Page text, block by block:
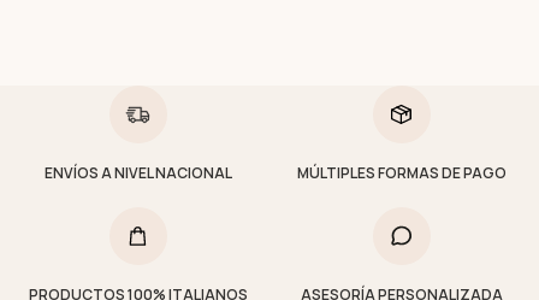
ENVÍOS A NIVEL NACIONAL MÚLTIPLES FORMAS DE PAGO
PRODUCTOS 100% ITALIANOS ASESORÍA PERSONALIZADA